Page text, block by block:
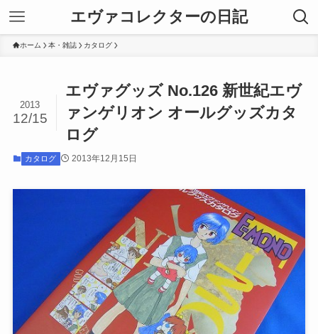
エヴァコレクターの日記
ホーム 本・雑誌 カタログ
エヴァグッズ No.126 新世紀エヴ
ァンゲリオン オールグッズカタ
ログ
2013
12/15
カタログ 2013年12月15日